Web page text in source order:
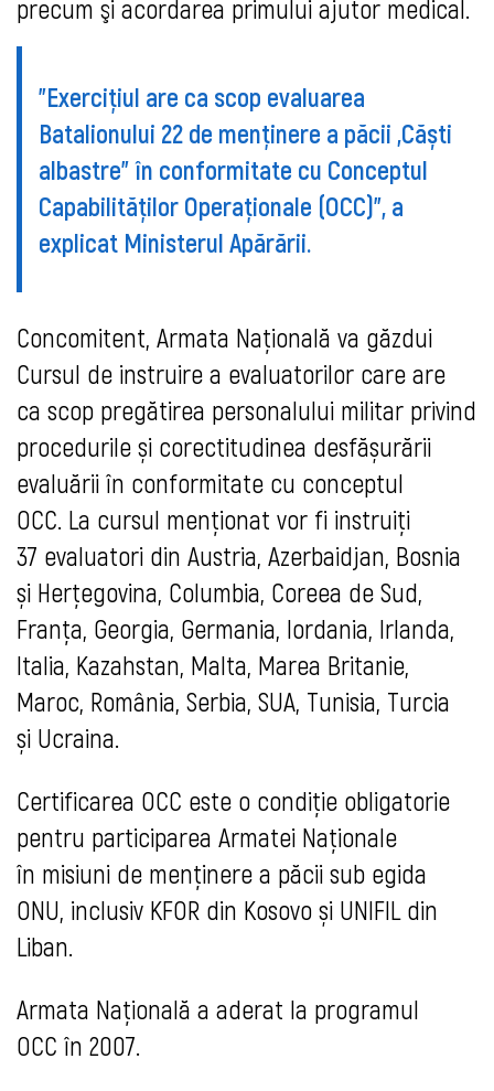
precum şi acordarea primului ajutor medical.
"Exercițiul are ca scop evaluarea
Batalionului 22 de menținere a păcii „Căști
albastre” în conformitate cu Conceptul
Capabilităţilor Operaţionale (OCC)", a
explicat Ministerul Apărării.
Concomitent, Armata Națională va găzdui
Cursul de instruire a evaluatorilor care are
ca scop pregătirea personalului militar privind
procedurile și corectitudinea desfășurării
evaluării în conformitate cu conceptul
OCC. La cursul menționat vor fi instruiți
37 evaluatori din Austria, Azerbaidjan, Bosnia
și Herțegovina, Columbia, Coreea de Sud,
Franța, Georgia, Germania, Iordania, Irlanda,
Italia, Kazahstan, Malta, Marea Britanie,
Maroc, România, Serbia, SUA, Tunisia, Turcia
și Ucraina.
Certificarea OCC este o condiţie obligatorie
pentru participarea Armatei Naţionale
în misiuni de menținere a păcii sub egida
ONU, inclusiv KFOR din Kosovo și UNIFIL din
Liban.
Armata Naţională a aderat la programul
OCC în 2007.